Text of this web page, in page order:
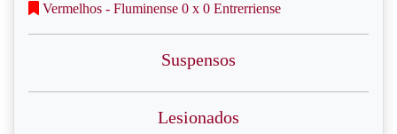
Vermelhos - Fluminense 0 x 0 Entrerriense
Suspensos
Lesionados